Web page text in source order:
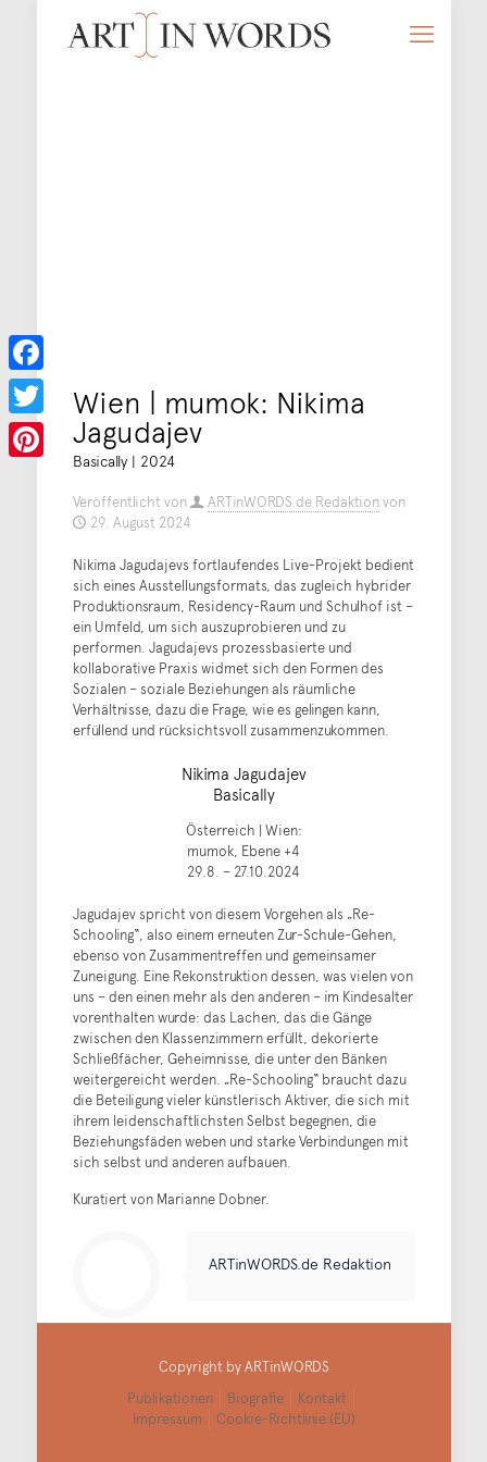
Wien | mumok: Nikima
Jagudajev
Basically | 2024
Veröffentlicht von ARTinWORDS.de Redaktionvon
29. August 2024
Nikima Jagudajevs fortlaufendes Live-Projekt bedient
sich eines Ausstellungsformats, das zugleich hybrider
Produktionsraum, Residency-Raum und Schulhof ist –
ein Umfeld, um sich auszuprobieren und zu
performen. Jagudajevs prozessbasierte und
kollaborative Praxis widmet sich den Formen des
Sozialen – soziale Beziehungen als räumliche
Verhältnisse, dazu die Frage, wie es gelingen kann,
erfüllend und rücksichtsvoll zusammenzukommen.
Nikima Jagudajev
Basically
Österreich | Wien:
mumok, Ebene +4
29.8. – 27.10.2024
Jagudajev spricht von diesem Vorgehen als „Re-
Schooling“, also einem erneuten Zur-Schule-Gehen,
ebenso von Zusammentreffen und gemeinsamer
Zuneigung. Eine Rekonstruktion dessen, was vielen von
uns – den einen mehr als den anderen – im Kindesalter
vorenthalten wurde: das Lachen, das die Gänge
zwischen den Klassenzimmern erfüllt, dekorierte
Schließfächer, Geheimnisse, die unter den Bänken
weitergereicht werden. „Re-Schooling“ braucht dazu
die Beteiligung vieler künstlerisch Aktiver, die sich mit
ihrem leidenschaftlichsten Selbst begegnen, die
Beziehungsfäden weben und starke Verbindungen mit
sich selbst und anderen aufbauen.
Kuratiert von Marianne Dobner.
ARTinWORDS.de Redaktion
Copyright by ARTinWORDS
Publikationen
Biografie
Kontakt
Impressum
Cookie-Richtlinie (EU)
Facebook
Twitter